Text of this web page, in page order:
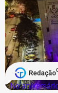
Morador da
Inmetro —
Redação
No